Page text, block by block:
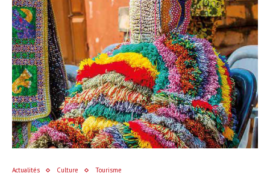
Actualités Culture Tourisme